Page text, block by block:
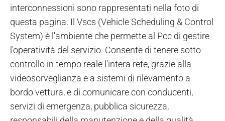
interconnessioni sono rappresentati nella foto di
questa pagina. Il Vscs (Vehicle Scheduling & Control
System) è l'ambiente che permette al Pcc di gestire
l'operatività del servizio. Consente di tenere sotto
controllo in tempo reale l'intera rete, grazie alla
videosorveglianza e a sistemi di rilevamento a
bordo vettura, e di comunicare con conducenti,
servizi di emergenza, pubblica sicurezza,